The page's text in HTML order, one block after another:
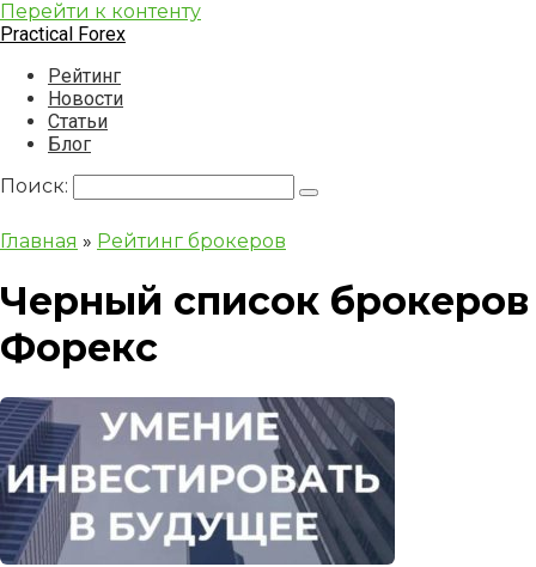
Перейти к контенту
Practical Forex
Рейтинг
Новости
Статьи
Блог
Поиск:
Главная » Рейтинг брокеров
Черный список брокеров
Форекс